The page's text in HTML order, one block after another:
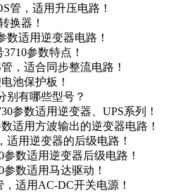
管，适用升压电路！
换器！
数适用逆变器电路！
参数特点！
，适合同步整流电路！
池保护板！
别有哪些型号？
参数适用逆变器、UPS系列！
适用方波输出的逆变器电路！
适用逆变器的后级电路！
数适用逆变器后级电路！
数适用马达驱动！
适用AC-DC开关电源！